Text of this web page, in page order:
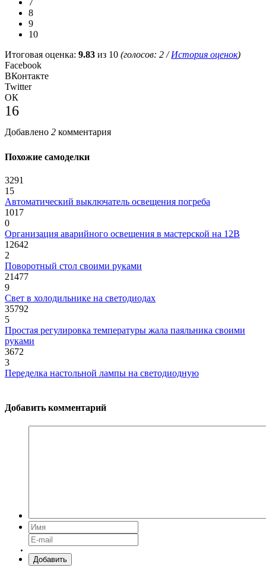
8
9
10
Итоговая оценка: 9.83 из 10 (голосов: 2 /История оценок)
Facebook
ВКонтакте
Twitter
ОК
16
Добавлено 2 комментария
Похожие самоделки
3291
15
Автоматический выключатель освещения погреба
1017
0
Организация аварийного освещения в мастерской на 12В
12642
2
Поворотный стол своими руками
21477
9
Свет в холодильнике на светодиодах
35792
5
Простая регулировка температуры жала паяльника своими
руками
3672
3
Переделка настольной лампы на светодиодную
Добавить комментарий
Добавить